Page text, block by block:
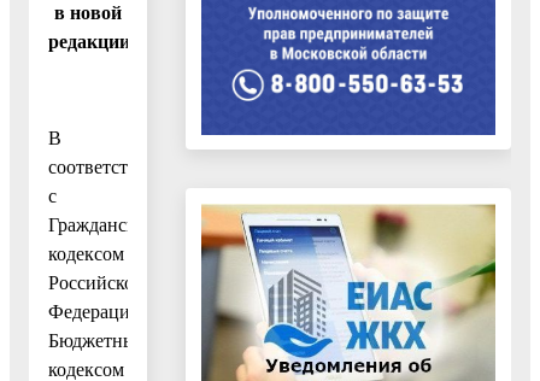
в новой
редакции
В
соответствии
с
Гражданским
кодексом
Российской
Федерации,
Бюджетным
кодексом